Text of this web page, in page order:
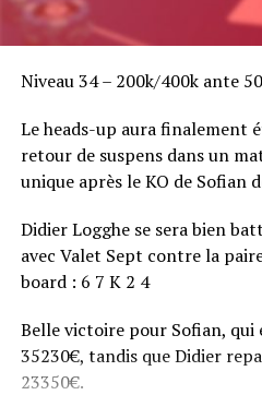
Niveau 34 – 200k/400k ante
Le heads-up aura finalement
retour de suspens dans un
unique après le KO de Sofian
Didier Logghe se sera bien
avec Valet Sept contre la
board : 6 7 K 2 4
Belle victoire pour Sofian, qui
35230€, tandis que Didier
23350€.